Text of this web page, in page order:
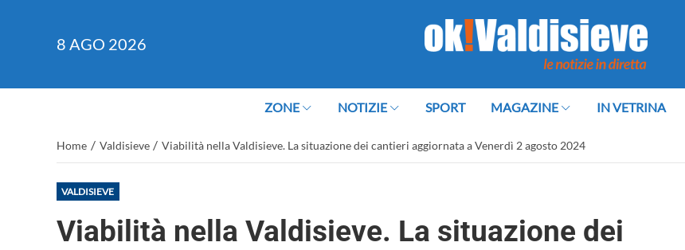
8 AGO 2026
ZONE NOTIZIE SPORT MAGAZINE IN VETRINA
Home / Valdisieve / Viabilità nella Valdisieve. La situazione dei cantieri aggiornata a Venerdì 2 agosto 2024
VALDISIEVE
Viabilità nella Valdisieve. La situazione dei